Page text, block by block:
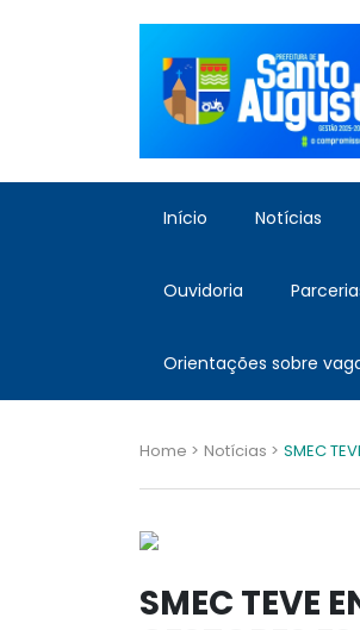
Início Notícias
Ouvidoria
Orientações sobre
Home > Notícias > SMEC
SMEC TEVE